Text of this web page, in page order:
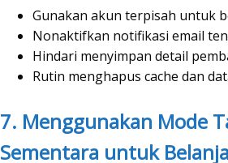
Gunakan akun terpisah untuk
Nonaktifkan notifikasi email
Hindari menyimpan detail
Rutin menghapus cache dan
7. Menggunakan Mode
Sementara untuk Belanja